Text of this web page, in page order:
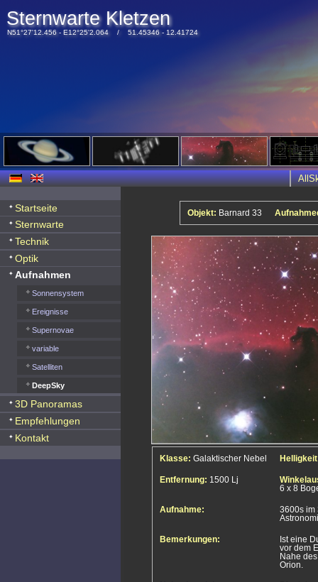
Sternwarte Kletzen
N51°27'12.456 - E12°25'2.064 / 51.45346 - 12.41724
Startseite
Sternwarte
Technik
Optik
Aufnahmen
Sonnensystem
Ereignisse
Supernovae
variable
Satelliten
DeepSky
3D Panoramas
Empfehlungen
Kontakt
Objekt: Barnard 33
Klasse: Galaktischer Nebel
Entfernung: 1500 Lj
6 x 8
Aufnahme:
3600s im
Bemerkungen:
Ist eine
vor dem
Nahe
Orion.